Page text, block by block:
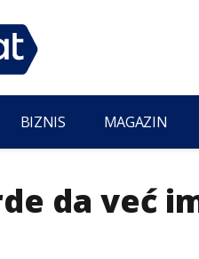
BIZNIS MAGAZIN
da već